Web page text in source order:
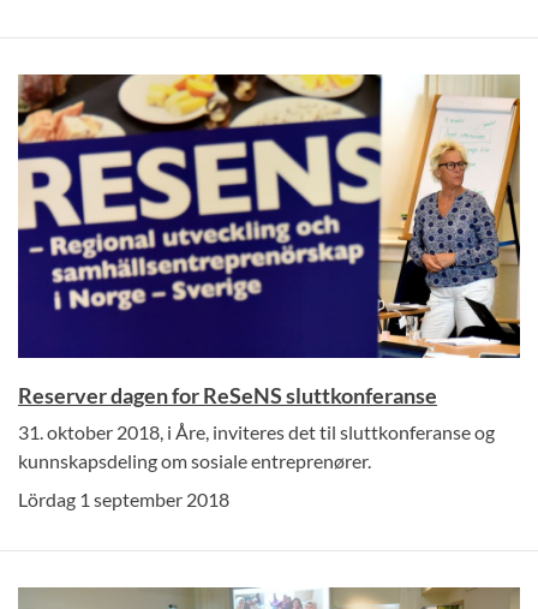
Reserver dagen for ReSeNS sluttkonferanse
31. oktober 2018, i Åre, inviteres det til sluttkonferanse og
kunnskapsdeling om sosiale entreprenører.
Lördag 1 september 2018